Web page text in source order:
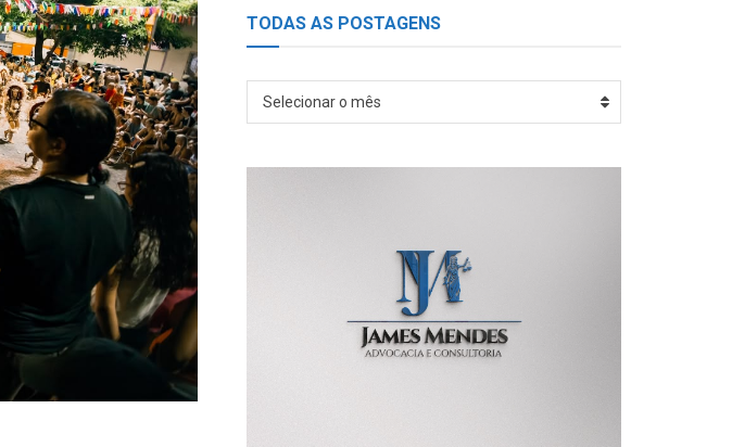
TODAS AS POSTAGENS
TODAS
Selecionar o mês